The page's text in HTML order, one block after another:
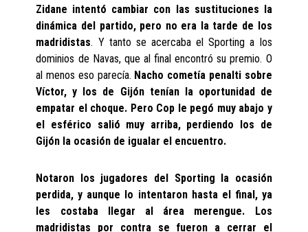
Zidane intentó cambiar con las sustituciones la
dinámica del partido, pero no era la tarde de los
madridistas. Y tanto se acercaba el Sporting a los
dominios de Navas, que al final encontró su premio. O
al menos eso parecía. Nacho cometía penalti sobre
Víctor, y los de Gijón tenían la oportunidad de
empatar el choque. Pero Cop le pegó muy abajo y
el esférico salió muy arriba, perdiendo los de
Gijón la ocasión de igualar el encuentro.
Notaron los jugadores del Sporting la ocasión
perdida, y aunque lo intentaron hasta el final, ya
les costaba llegar al área merengue. Los
madridistas por contra se fueron a cerrar el